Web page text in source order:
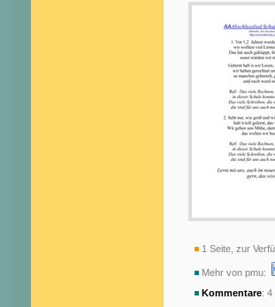
1 Seite, zur
Mehr von pmu:
Kommentare: